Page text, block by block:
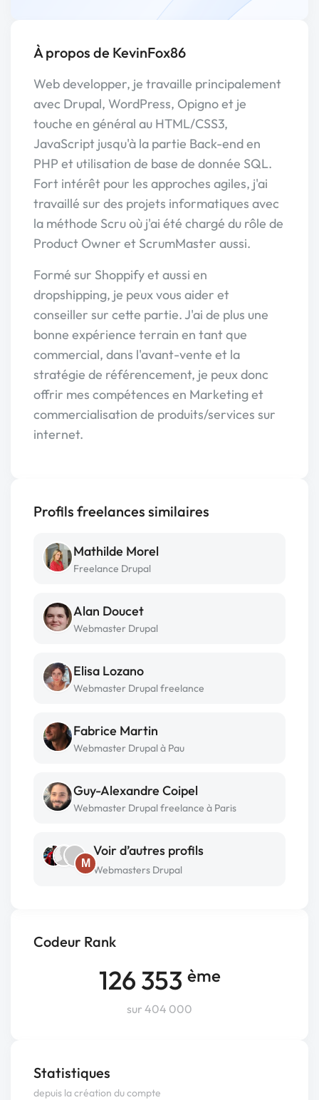
Codeur Rank
126 353 ème
sur 404 000
Statistiques
depuis la création du compte
À propos de KevinFox86
Web developper, je travaille principalement
avec Drupal, WordPress, Opigno et je
touche en général au HTML/CSS3,
JavaScript jusqu'à la partie Back-end en
PHP et utilisation de base de donnée SQL.
Fort intérêt pour les approches agiles, j'ai
travaillé sur des projets informatiques avec
la méthode Scru où j'ai été chargé du rôle de
Product Owner et ScrumMaster aussi.
Formé sur Shoppify et aussi en
dropshipping, je peux vous aider et
conseiller sur cette partie. J'ai de plus une
bonne expérience terrain en tant que
commercial, dans l'avant-vente et la
stratégie de référencement, je peux donc
offrir mes compétences en Marketing et
commercialisation de produits/services sur
internet.
Profils freelances similaires
Mathilde Morel
Freelance Drupal
Alan Doucet
Webmaster Drupal
Elisa Lozano
Webmaster Drupal freelance
Fabrice Martin
Webmaster Drupal à Pau
Guy-Alexandre Coipel
Webmaster Drupal freelance à Paris
M
Voir d’autres profils
Webmasters Drupal